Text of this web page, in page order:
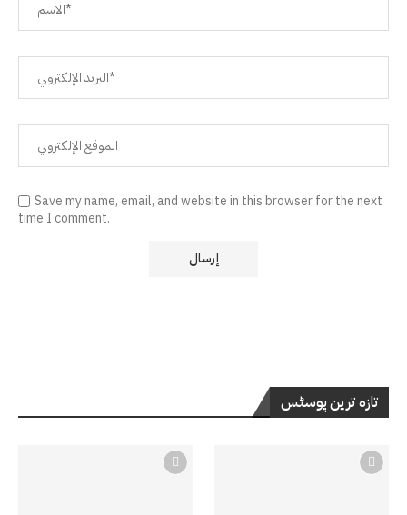
Save my name, email, and website in this browser for the next
time I comment.
تازہ ترین پوسٹس